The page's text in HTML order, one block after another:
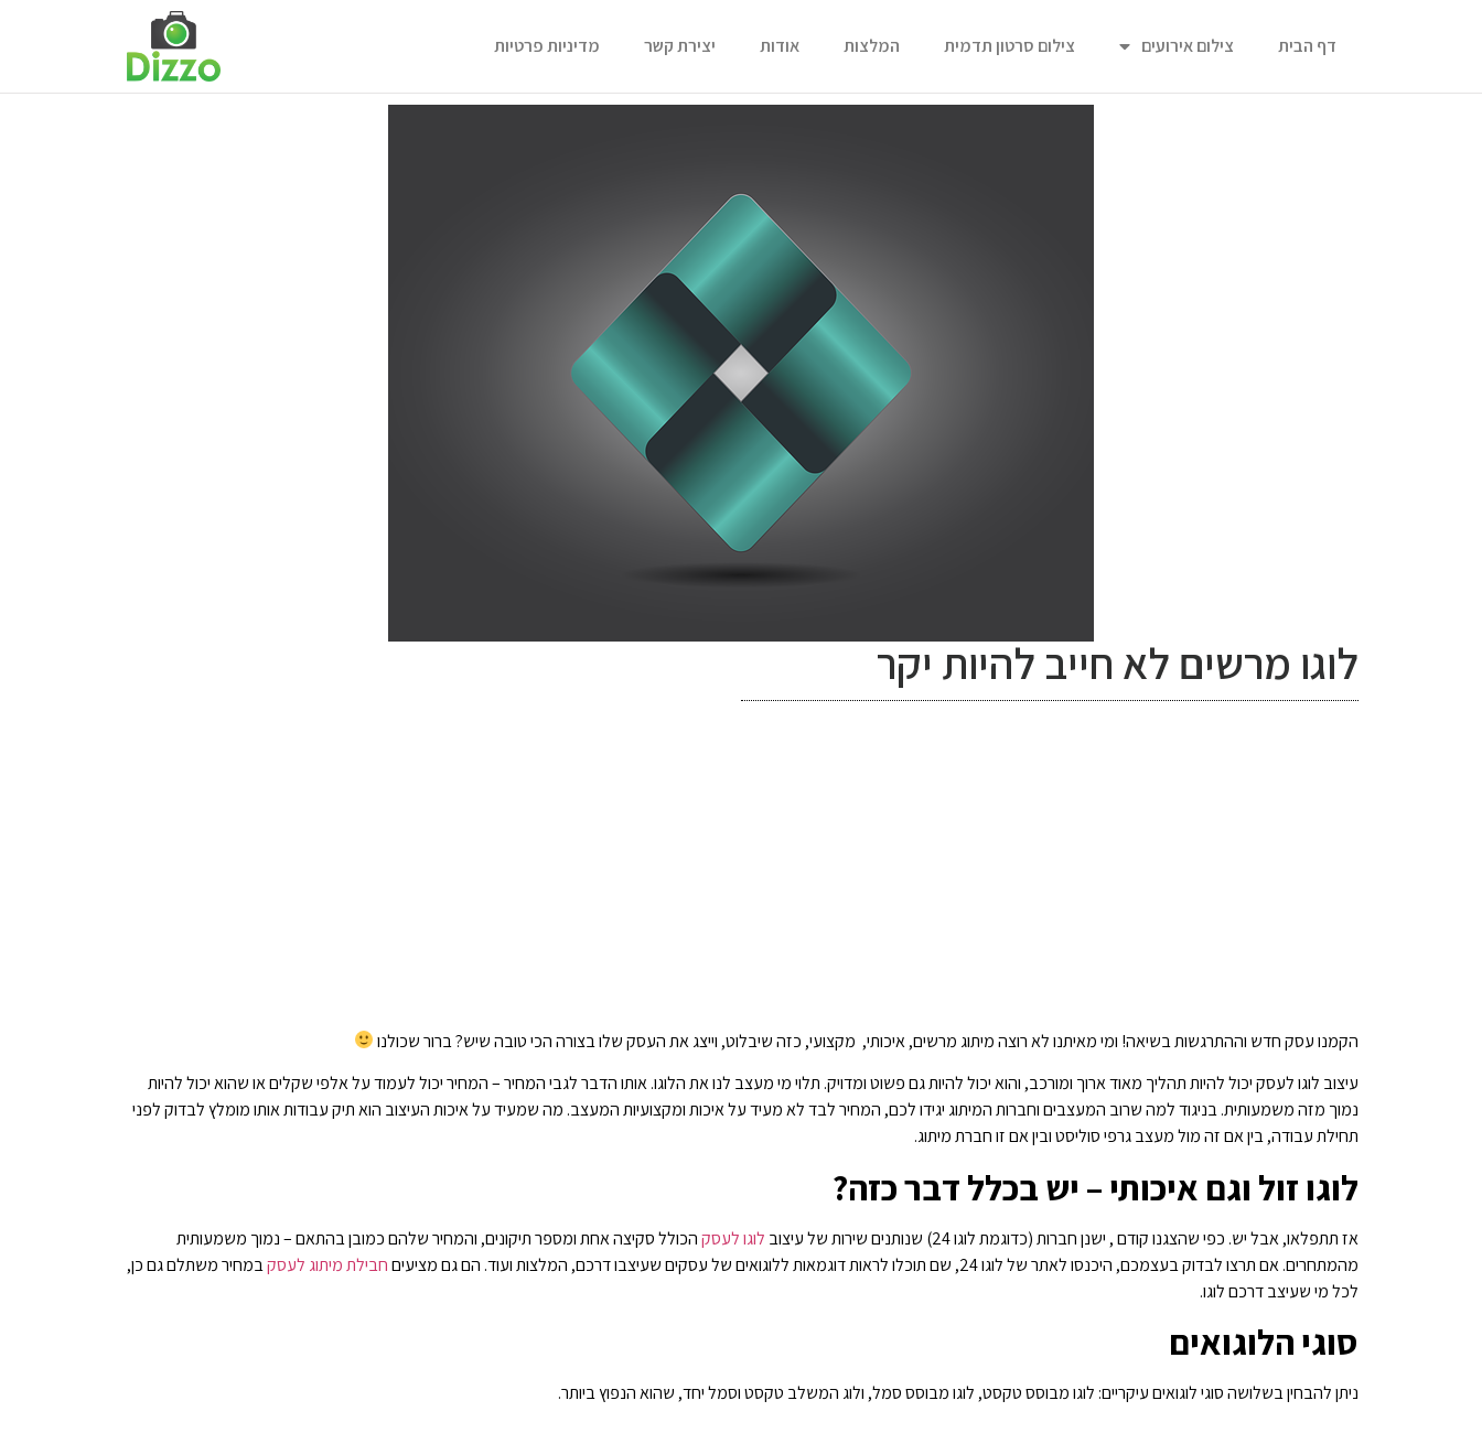
דף הבית צילום אירועים צילום סרטון תדמית המלצות אודות יצירת קשר מדיניות פרטיות
לוגו מרשים לא חייב להיות יקר
הקמנו עסק חדש וההתרגשות בשיאה! ומי מאיתנו לא רוצה מיתוג מרשים, איכותי, מקצועי, כזה שיבלוט, וייצג את העסק שלו בצורה הכי טובה שיש? ברור שכולנו
עיצוב לוגו לעסק יכול להיות תהליך מאוד ארוך ומורכב, והוא יכול להיות גם פשוט ומדויק. תלוי מי מעצב לנו את הלוגו. אותו הדבר לגבי המחיר – המחיר יכול לעמוד על אלפי שקלים או שהוא יכול להיות
נמוך מזה משמעותית. בניגוד למה שרוב המעצבים וחברות המיתוג יגידו לכם, המחיר לבד לא מעיד על איכות ומקצועיות המעצב. מה שמעיד על איכות העיצוב הוא תיק עבודות אותו מומלץ לבדוק לפני
תחילת עבודה, בין אם זה מול מעצב גרפי סוליסט ובין אם זו חברת מיתוג.
לוגו זול וגם איכותי – יש בכלל דבר כזה?
אז תתפלאו, אבל יש. כפי שהצגנו קודם , ישנן חברות (כדוגמת לוגו 24) שנותנים שירות של עיצוב לוגו לעסקהכולל סקיצה אחת ומספר תיקונים, והמחיר שלהם כמובן בהתאם – נמוך משמעותית
מהמתחרים. אם תרצו לבדוק בעצמכם, היכנסו לאתר של לוגו 24, שם תוכלו לראות דוגמאות ללוגואים של עסקים שעיצבו דרכם, המלצות ועוד. הם גם מציעים
חבילת מיתוג לעסקבמחיר משתלם גם כן,
לכל מי שעיצב דרכם לוגו.
סוגי הלוגואים
ניתן להבחין בשלושה סוגי לוגואים עיקריים: לוגו מבוסס טקסט, לוגו מבוסס סמל, ולוג המשלב טקסט וסמל יחד, שהוא הנפוץ ביותר.